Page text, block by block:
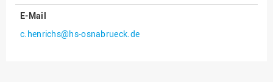
Hochschulplanung/-
strategie
E-Mail
c.henrichs@hs-osnabrueck.de